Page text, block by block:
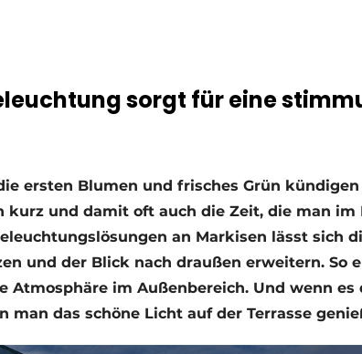
sorgt für eine
ersten Blumen und frisches Grün
kurz und damit oft auch die Zeit, die man im
an Markisen lässt sich
und der Blick nach draußen erweitern. So
Atmosphäre im Außenbereich. Und wenn es
man das schöne Licht auf der Terrasse